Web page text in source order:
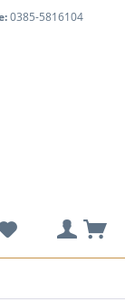
0385-5816104